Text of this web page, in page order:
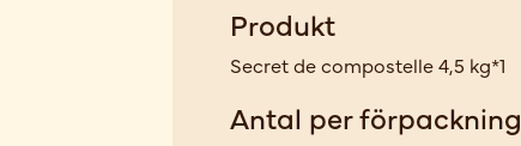
Produkt
Secret de compostelle 4,5 kg*1
Antal per förpackning